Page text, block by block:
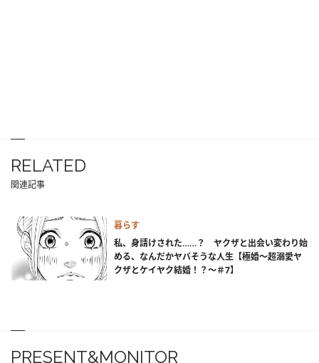
RELATED
関連記事
暮らす
私、身請けされた……？ ヤクザと出会い変わり始
める、なんだかヤバそうな人生【極婚～超溺愛ヤ
クザとケイヤク結婚！？～＃7】
PRESENT&MONITOR